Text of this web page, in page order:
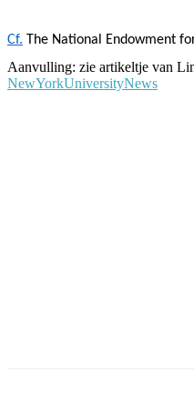
Cf. The National Endowment
Aanvulling: zie artikeltje van
NewYorkUniversityNews